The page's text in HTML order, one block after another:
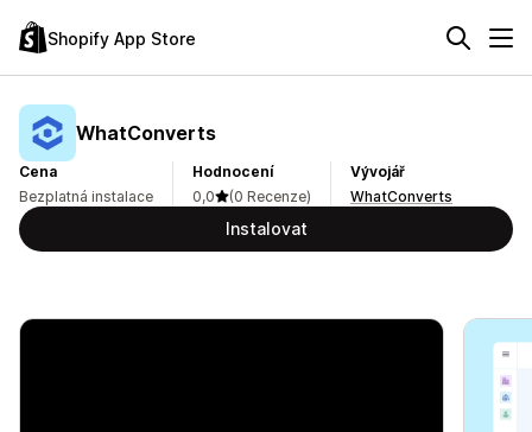
Shopify App Store
WhatConverts
Cena
Bezplatná instalace
Hodnocení
0,0
(0 Recenze)
Vývojář
WhatConverts
Instalovat